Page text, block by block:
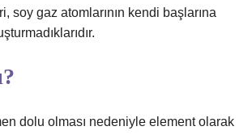
gaz atomlarının kendi başlarına
dolu olması nedeniyle element olarak